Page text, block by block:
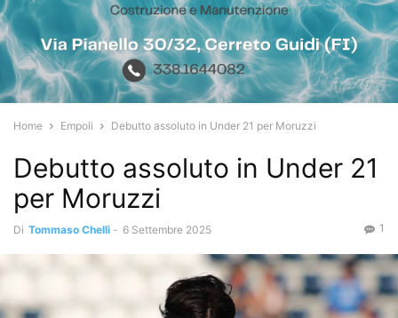
Home Empoli Debutto assoluto in Under 21 per Moruzzi
Debutto assoluto in Under 21
per Moruzzi
Di Tommaso Chelli - 6 Settembre 2025 1